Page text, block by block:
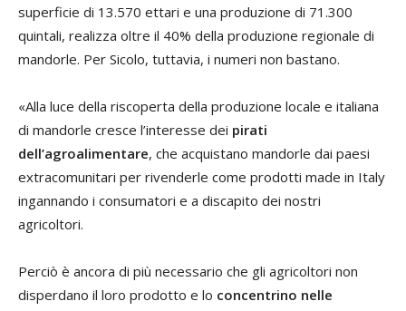
superficie di 13.570 ettari e una produzione di 71.300
quintali, realizza oltre il 40% della produzione regionale di
mandorle. Per Sicolo, tuttavia, i numeri non bastano.
«Alla luce della riscoperta della produzione locale e italiana
di mandorle cresce l’interesse dei pirati
dell’agroalimentare, che acquistano mandorle dai paesi
extracomunitari per rivenderle come prodotti made in Italy
ingannando i consumatori e a discapito dei nostri
agricoltori.
Perciò è ancora di più necessario che gli agricoltori non
disperdano il loro prodotto e lo concentrino nelle